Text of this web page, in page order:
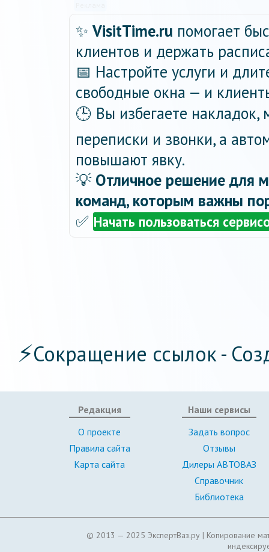
✨ VisitTime.ru помогает
клиентов и держать
📅 Настройте услуги и
свободные окна — и
🕒 Вы избегаете
переписки и звонки, а
повышают явку.
💡 Отличное решение для
команд, которым важны
✅ Начать пользоваться
⚡Сокращение ссылок -
Редакция
О проекте
Правила сайта
Карта сайта
Наши сервисы
Задать вопрос
Отзывы
Дилеры АВТОВАЗ
Справочник
Библиотека
© 2013 — 2025 ЭкспертВаз.ру | Копирование